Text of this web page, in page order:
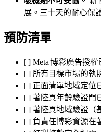
展。三十天的耐心保
預防清單
[ ] Meta 博彩廣告授
[ ] 所有目標市場的執
[ ] 正面清單地域定位
[ ] 著陸頁年齡驗證門
[ ] 著陸頁地域驗證（
[ ] 負責任博彩資源在